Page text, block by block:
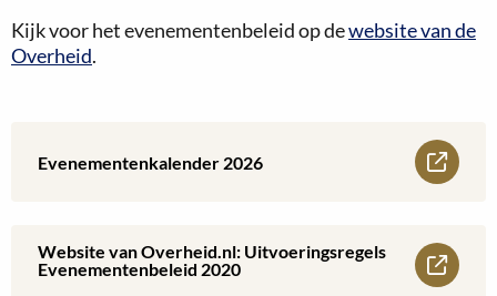
Kijk voor het evenementenbeleid op dewebsite van de
Overheid.
Evenementenkalender 2026
Lees
over
Website van Overheid.nl: Uitvoeringsregels
Evenementenbeleid 2020
Lees